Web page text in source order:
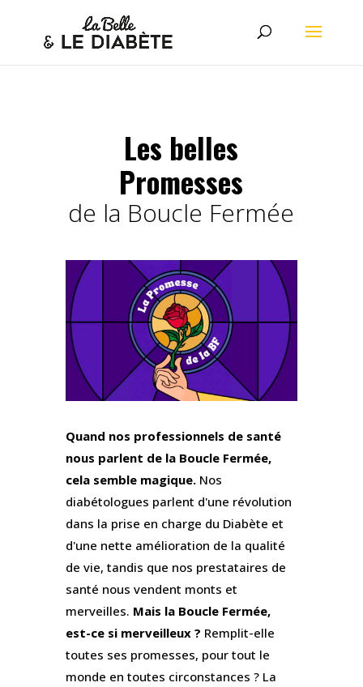
Les belles
Promesses
de la Boucle Fermée
Quand nos professionnels de santé
nous parlent de la Boucle Fermée,
cela semble magique.Nos
diabétologues parlent d'une révolution
dans la prise en charge du Diabète et
d'une nette amélioration de la qualité
de vie, tandis que nos prestataires de
santé nous vendent monts et
merveilles. Mais la Boucle Fermée,
est-ce si merveilleux ? Remplit-elle
toutes ses promesses, pour tout le
monde en toutes circonstances ? La